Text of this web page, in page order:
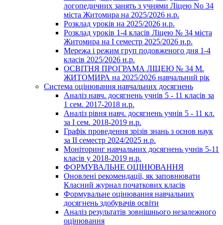
логопедичних занять з учнями Ліцею No 34
міста Житомира на 2025/2026 н.р.
Розклад уроків на 2025/2026 н.р.
Розклад уроків 1-4 класів Ліцею № 34 міста
Житомира на І семестр 2025/2026 н.р.
Мережа і режим груп подовженого дня 1-4
класів 2025/2026 н.р.
ОСВІТНЯ ПРОГРАМА ЛІЦЕЮ № 34 М.
ЖИТОМИРА на 2025/2026 навчальний рік
Система оцінювання навчальних досягнень
Аналіз навч. досягнень учнів 5 - 11 класів за
1 сем. 2017-2018 н.р.
Аналіз рівня навч. досягнень учнів 5 - 11 кл.
за І сем. 2018-2019 н.р.
Графік проведення зрізів знань з основ наук
за ІІ семестр 2024/2025 н.р.
Моніторинг навчальних досягнень учнів 5-11
класів у 2018-2019 н.р.
ФОРМУВАЛЬНЕ ОЦІНЮВАННЯ
Оновлені рекомендації, як заповнювати
Класний журнал початкових класів
Формувальне оцінювання навчальних
досягнень здобувачів освіти
Аналіз результатів зовнішнього незалежного
оцінювання